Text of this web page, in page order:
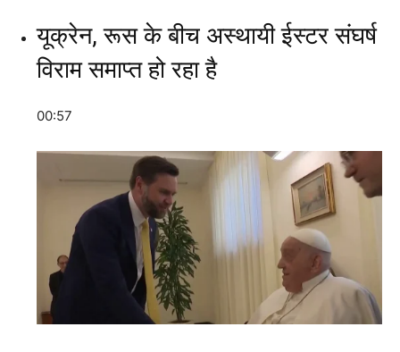
यूक्रेन, रूस के बीच अस्थायी ईस्टर संघर्ष
विराम समाप्त हो रहा है
00:57